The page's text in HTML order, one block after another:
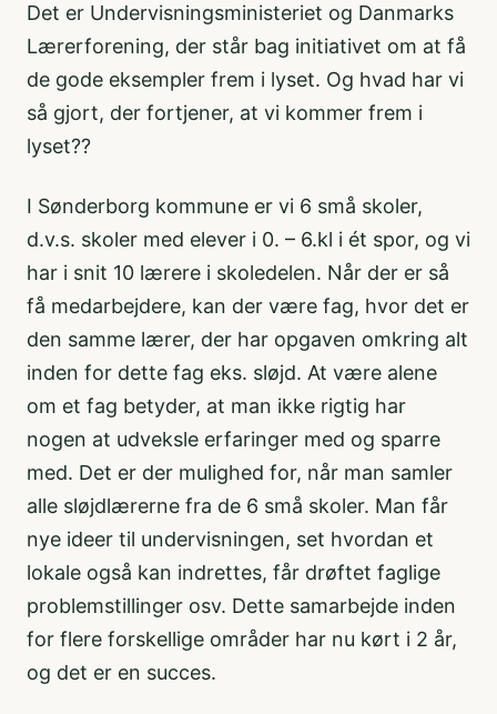
Det er Undervisningsministeriet og Danmarks
Lærerforening, der står bag initiativet om at få
de gode eksempler frem i lyset. Og hvad har vi
så gjort, der fortjener, at vi kommer frem i
lyset??
I Sønderborg kommune er vi 6 små skoler,
d.v.s. skoler med elever i 0. – 6.kl i ét spor, og vi
har i snit 10 lærere i skoledelen. Når der er så
få medarbejdere, kan der være fag, hvor det er
den samme lærer, der har opgaven omkring alt
inden for dette fag eks. sløjd. At være alene
om et fag betyder, at man ikke rigtig har
nogen at udveksle erfaringer med og sparre
med. Det er der mulighed for, når man samler
alle sløjdlærerne fra de 6 små skoler. Man får
nye ideer til undervisningen, set hvordan et
lokale også kan indrettes, får drøftet faglige
problemstillinger osv. Dette samarbejde inden
for flere forskellige områder har nu kørt i 2 år,
og det er en succes.